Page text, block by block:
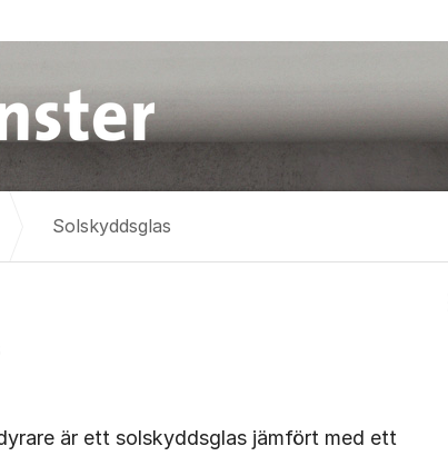
Solskyddsglas
är ett solskyddsglas jämfört med ett